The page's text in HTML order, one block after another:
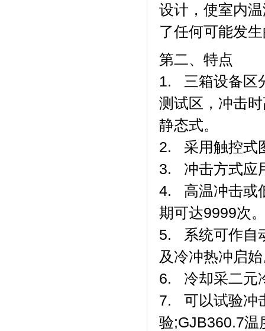
设计，使室内
了任何可能发生
第二、特点
1. 三箱设备区分
测试区，冲
静态式。
2. 采用触控式图
3. 冲击方式应用
4. 高温冲击或
期可达9999次
5. 系统可作自
及冷冲热冲启始
6. 冷却采二元冷冻
7. 可以试验冲
验;GJB360.7温